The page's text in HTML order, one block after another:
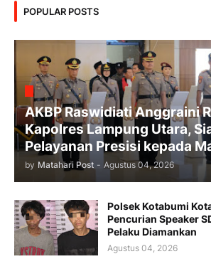
POPULAR POSTS
AKBP Raswidiati Anggraini
Kapolres Lampung Utara,
Pelayanan Presisi kepada
by Matahari Post - Agustus 04, 2026
Polsek Kotabumi
Pencurian Speaker
Pelaku Diamankan
Agustus 04, 2026